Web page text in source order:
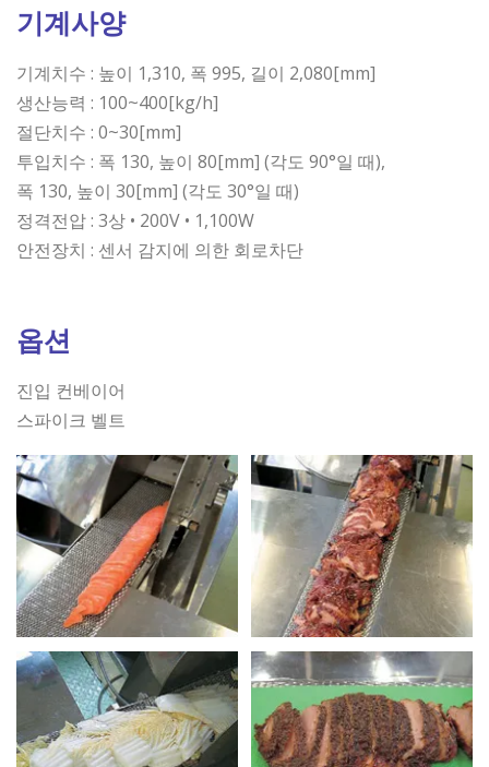
기계사양
기계치수 : 높이 1,310, 폭 995, 길이 2,080[mm]
생산능력 : 100~400[kg/h]
절단치수 : 0~30[mm]
투입치수 : 폭 130, 높이 80[mm] (각도 90°일 때),
폭 130, 높이 30[mm] (각도 30°일 때)
정격전압 : 3상 • 200V • 1,100W
안전장치 : 센서 감지에 의한 회로차단
옵션
진입 컨베이어
스파이크 벨트